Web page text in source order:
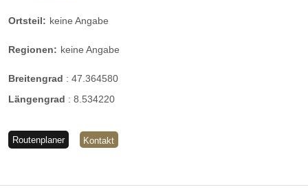
Ortsteil: keine Angabe
Regionen: keine Angabe
Breitengrad : 47.364580
Längengrad : 8.534220
Routenplaner Kontakt